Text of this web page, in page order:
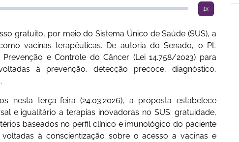
1x
gratuito, por meio do Sistema Único de Saúde (SUS), a
vacinas terapêuticas. De autoria do Senado, o PL
e Controle do Câncer (Lei 14.758/2023) para
à prevenção, detecção precoce, diagnóstico,
nesta terça-feira (24.03.2026), a proposta estabelece
e igualitário a terapias inovadoras no SUS: gratuidade,
baseados no perfil clínico e imunológico do paciente
à conscientização sobre o acesso a vacinas e